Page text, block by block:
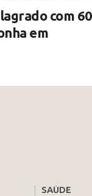
com 60
em
SAÚDE